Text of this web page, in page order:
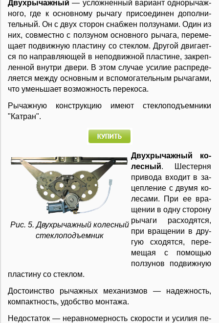
Двух­ры­чаж­ный — ус­лож­нен­ный ва­ри­ант од­но­ры­чаж­
но­го, где к ос­нов­но­му ры­ча­гу при­со­е­ди­нен до­пол­ни­
тель­ный. Он с двух сто­рон снаб­жен пол­зу­на­ми. Один из
них, со­в­ме­ст­но с пол­зу­ном ос­нов­но­го ры­ча­га, пе­ре­ме­
ща­ет под­виж­ную пла­сти­ну со сте­к­лом. Дру­гой дви­га­ет­
ся по на­пра­в­ля­ю­щей в не­под­виж­ной пла­сти­не, за­кре­п­
лен­ной вну­т­ри две­ри. В этом слу­чае уси­лие рас­пре­де­
ля­ет­ся ме­ж­ду ос­нов­ным и вспо­мо­га­тель­ным ры­ча­га­ми,
что умень­ша­ет воз­мож­ность пе­ре­ко­са.
Рычажную конструкцию имеют стеклоподъемники
"Катран".
Рис. 5. Двухрычажный колесный
стеклоподъемник
Двух­ры­чаж­ный ко­
лес­ный. Ше­с­тер­ня
при­во­да вхо­дит в за­
це­п­ле­ние с дву­мя ко­
ле­са­ми. При ее вра­
ще­нии в од­ну сто­ро­ну
ры­ча­ги рас­хо­дят­ся,
при вра­ще­нии в дру­
гую схо­дят­ся, пе­ре­
ме­щая с по­мо­щью
пол­зу­нов под­виж­ную
пла­сти­ну со сте­к­лом.
До­с­то­ин­ст­во ры­чаж­ных ме­ха­низ­мов — на­деж­ность,
ком­пакт­ность, удоб­ст­во мон­та­жа.
Не­до­ста­ток — не­рав­но­мер­ность ско­ро­сти и уси­лия пе­